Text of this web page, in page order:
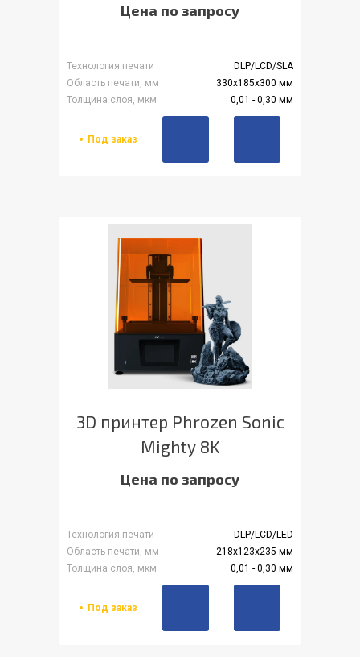
Цена по запросу
Технология печати
DLP/LCD/SLA
Область печати, мм
330x185x300 мм
Толщина слоя, мкм
0,01 - 0,30 мм
Под заказ
3D принтер Phrozen Sonic
Mighty 8K
Цена по запросу
Технология печати
DLP/LCD/LED
Область печати, мм
218x123x235 мм
Толщина слоя, мкм
0,01 - 0,30 мм
Под заказ